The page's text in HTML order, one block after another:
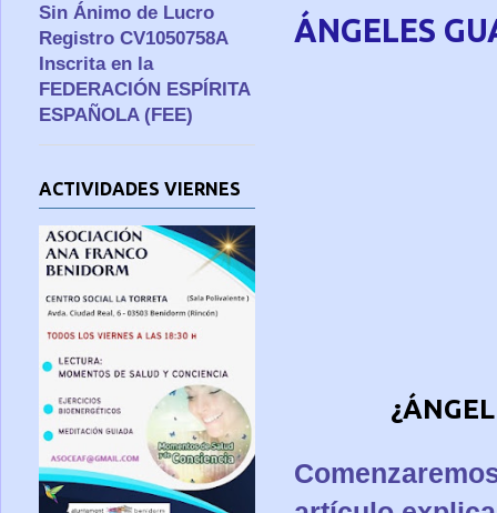
ÁNGELES
Sin Ánimo de Lucro
Registro CV1050758A
Inscrita en la
FEDERACIÓN ESPÍRITA
ESPAÑOLA (FEE)
ACTIVIDADES VIERNES